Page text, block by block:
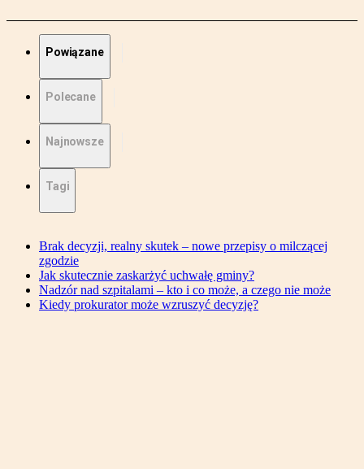
Powiązane
Polecane
Najnowsze
Tagi
Brak decyzji, realny skutek – nowe przepisy o milczącej
zgodzie
Jak skutecznie zaskarżyć uchwałę gminy?
Nadzór nad szpitalami – kto i co może, a czego nie może
Kiedy prokurator może wzruszyć decyzję?